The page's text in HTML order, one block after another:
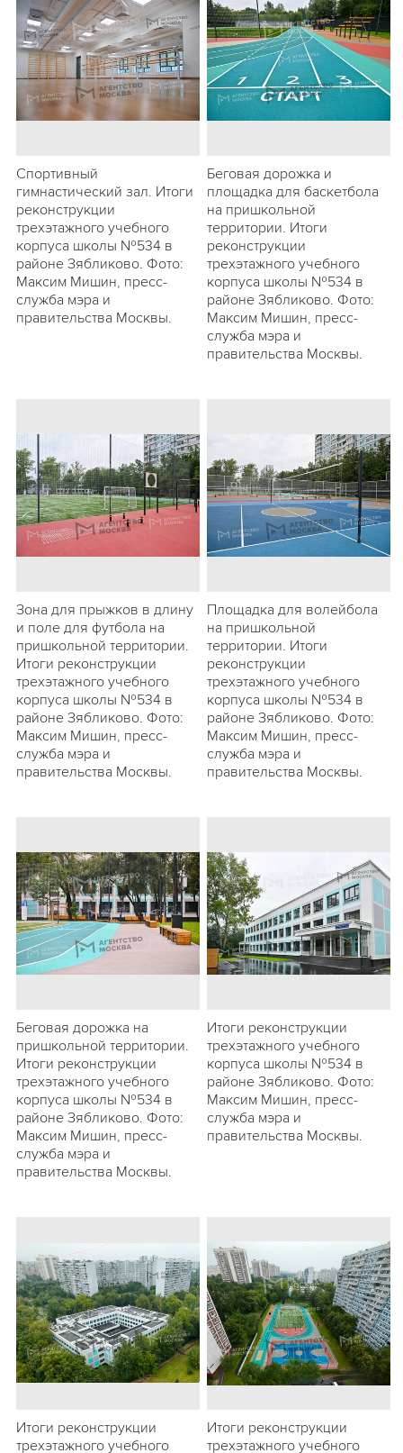
Спортивный
гимнастический зал. Итоги
реконструкции
трехэтажного учебного
корпуса школы №534 в
районе Зябликово. Фото:
Максим Мишин, пресс-
служба мэра и
правительства Москвы.
Беговая дорожка и
площадка для баскетбола
на пришкольной
территории. Итоги
реконструкции
трехэтажного учебного
корпуса школы №534 в
районе Зябликово. Фото:
Максим Мишин, пресс-
служба мэра и
правительства Москвы.
Зона для прыжков в длину
и поле для футбола на
пришкольной территории.
Итоги реконструкции
трехэтажного учебного
корпуса школы №534 в
районе Зябликово. Фото:
Максим Мишин, пресс-
служба мэра и
правительства Москвы.
Площадка для волейбола
на пришкольной
территории. Итоги
реконструкции
трехэтажного учебного
корпуса школы №534 в
районе Зябликово. Фото:
Максим Мишин, пресс-
служба мэра и
правительства Москвы.
Беговая дорожка на
пришкольной территории.
Итоги реконструкции
трехэтажного учебного
корпуса школы №534 в
районе Зябликово. Фото:
Максим Мишин, пресс-
служба мэра и
правительства Москвы.
Итоги реконструкции
трехэтажного учебного
корпуса школы №534 в
районе Зябликово. Фото:
Максим Мишин, пресс-
служба мэра и
правительства Москвы.
Итоги реконструкции
трехэтажного учебного
Итоги реконструкции
трехэтажного учебного